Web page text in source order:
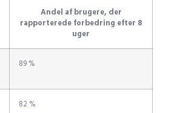
Andel af brugere, der
rapporterede forbedring efter 8
uger
89 %
82 %